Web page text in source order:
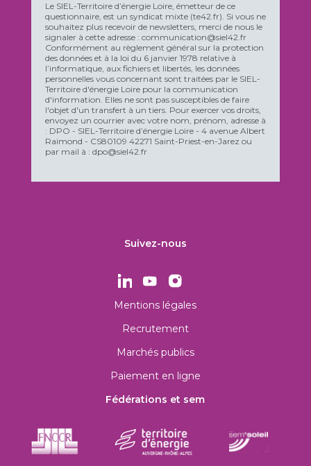
Le SIEL-Territoire d’énergie Loire, émetteur de ce
questionnaire, est un syndicat mixte (te42.fr). Si vous ne
souhaitez plus recevoir de newsletters, merci de nous le
signaler à cette adresse : communication@siel42.fr
Conformément au règlement général sur la protection
des données et à la loi du 6 janvier 1978 relative à
l’informatique, aux fichiers et libertés, les données
personnelles vous concernant sont traitées par le SIEL-
Territoire d'énergie Loire pour la communication
d'information. Elles ne sont pas susceptibles de faire
l'objet d'un transfert à un tiers. Pour exercer vos droits,
envoyez un courrier avec votre nom, prénom, adresse à
: DPO - SIEL-Territoire d’énergie Loire - 4 avenue Albert
Raimond - CS80109 42271 Saint-Priest-en-Jarez ou
par mail à : dpo@siel42.fr
Suivez-nous
Mentions légales
Recrutement
Marchés publics
Paiement en ligne
Fédérations et sem